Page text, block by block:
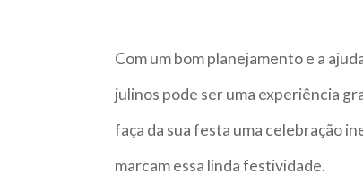
Com um bom planejamento e a
julinos pode ser uma experiência
faça da sua festa uma celebração
marcam essa linda festividade.